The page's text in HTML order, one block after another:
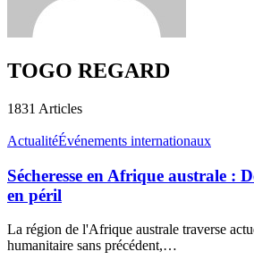
TOGO REGARD
1831 Articles
ActualitéÉvénements internationaux
Sécheresse en Afrique australe :
en péril
La région de l'Afrique australe traverse
humanitaire sans précédent,…